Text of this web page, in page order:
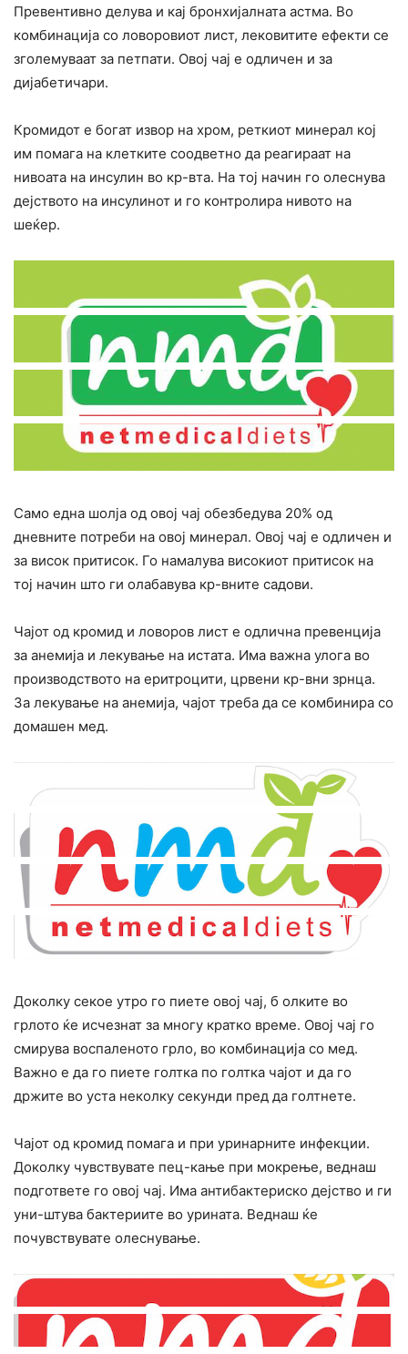
Превентивно делува и кај бронхијалната астма. Во
комбинација со ловоровиот лист, лековитите ефекти се
зголемуваат за петпати. Овој чај е одличен и за
дијабетичари.
Кромидот е богат извор на хром, реткиот минерал кој
им помага на клетките соодветно да реагираат на
нивоата на инсулин во кр-вта. На тој начин го олеснува
дејството на инсулинот и го контролира нивото на
шеќер.
Само една шолја од овој чај обезбедува 20% од
дневните потреби на овој минерал. Овој чај е одличен и
за висок притисок. Го намалува високиот притисок на
тој начин што ги олабавува кр-вните садови.
Чајот од кромид и ловоров лист е одлична превенција
за анемија и лекување на истата. Има важна улога во
производството на еритроцити, црвени кр-вни зрнца.
За лекување на анемија, чајот треба да се комбинира со
домашен мед.
Доколку секое утро го пиете овој чај, б олките во
грлото ќе исчезнат за многу кратко време. Овој чај го
смирува воспаленото грло, во комбинација со мед.
Важно е да го пиете голтка по голтка чајот и да го
држите во уста неколку секунди пред да голтнете.
Чајот од кромид помага и при уринарните инфекции.
Доколку чувствувате пец-кање при мокрење, веднаш
подгответе го овој чај. Има антибактериско дејство и ги
уни-штува бактериите во урината. Веднаш ќе
почувствувате олеснување.